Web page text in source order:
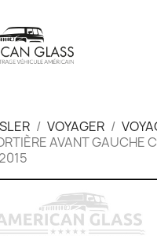
VOYAGER
AVANT GAUCHE